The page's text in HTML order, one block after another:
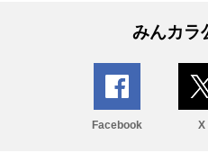
みんカラ
Facebook X